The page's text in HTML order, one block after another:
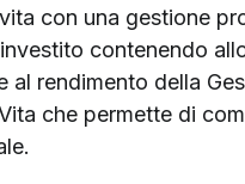
con una gestione
contenendo
rendimento della
che permette di